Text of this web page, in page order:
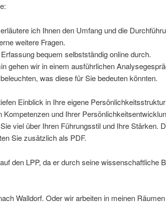
ich Ihnen den Umfang und die
weitere Fragen.
bequem selbstständig online durch.
gehen wir in einem ausführlichen
was diese für Sie bedeuten könnten.
Einblick in Ihre eigene
Kompetenzen und Ihrer
viel über Ihren Führungsstil und Ihre Stärken.
Sie zusätzlich als PDF.
den LPP, da er durch seine wissenschaftliche
Walldorf. Oder wir arbeiten in meinen